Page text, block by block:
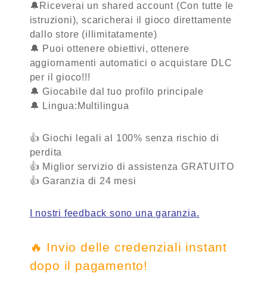
🔔Riceverai un shared account (Con tutte le
istruzioni), scaricherai il gioco direttamente
dallo store (illimitatamente)
🔔 Puoi ottenere obiettivi, ottenere
aggiornamenti automatici o acquistare DLC
per il gioco!!!
🔔 Giocabile dal tuo profilo principale
🔔 Lingua:Multilingua
👍 Giochi legali al 100% senza rischio di
perdita
👍 Miglior servizio di assistenzaGRATUITO
👍 Garanzia di 24 mesi
I nostri feedback sono una garanzia.
🔥 Invio delle credenziali instant
dopo il pagamento!